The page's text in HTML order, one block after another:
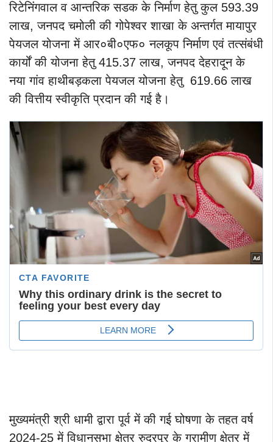
रिटेनिंगवाल व आन्तरिक सडक के निर्माण हेतु कुल 593.39
लाख, जनपद चमोली की गोपेश्वर शाखा के अन्तर्गत मायापुर
पेयजल योजना में आर०बी०एफ० नलकूप निर्माण एवं तत्संबंधी
कार्यों की योजना हेतु 415.37 लाख, जनपद देहरादून के
नया गांव हाथीबड़कला पेयजल योजना हेतु 619.66 लाख
की वित्तीय स्वीकृति प्रदान की गई है।
मुख्यमंत्री श्री धामी द्वारा पूर्व में की गई घोषणा के तहत वर्ष
2024-25 में विधानसभा क्षेत्र रुद्रपुर के ग्रामीण क्षेत्र में